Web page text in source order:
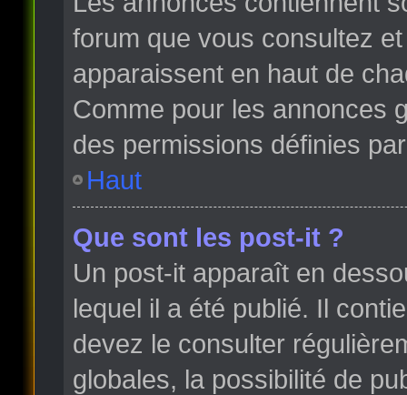
forum que vous consultez
apparaissent en haut de
Comme pour les annonces
des permissions définies
Haut
Que sont les post-it ?
Un post-it apparaît en
lequel il a été publié. Il
devez le consulter
globales, la possibilité de